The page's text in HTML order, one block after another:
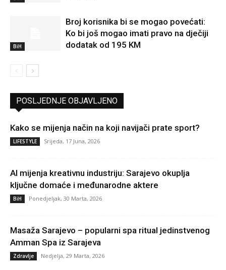
BiH
Broj korisnika bi se mogao povećati:
Ko bi još mogao imati pravo na dječiji
dodatak od 195 KM
POSLJEDNJE OBJAVLJENO
Kako se mijenja način na koji navijači prate sport?
LIFESTYLE Srijeda, 17 Juna, 2026
AI mijenja kreativnu industriju: Sarajevo okuplja
ključne domaće i međunarodne aktere
BiH Ponedjeljak, 30 Marta, 2026
Masaža Sarajevo – popularni spa ritual jedinstvenog
Amman Spa iz Sarajeva
Zdravlje Nedjelja, 29 Marta, 2026